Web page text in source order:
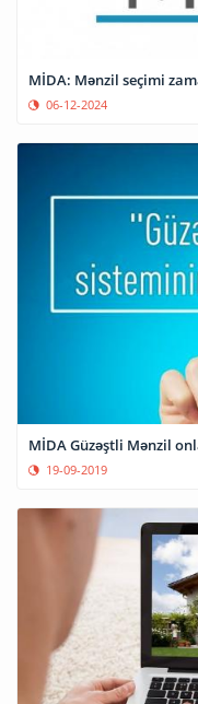
MİDA: Mənzil seçimi
06-12-2024
MİDA Güzəştli Mənzil
19-09-2019